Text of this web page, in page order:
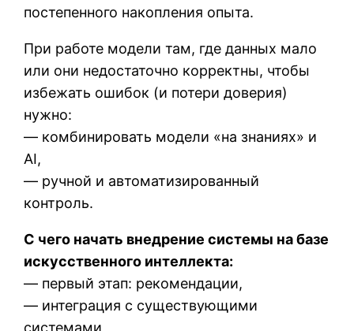
постепенного накопления опыта.
При работе модели там, где данных мало
или они недостаточно корректны, чтобы
избежать ошибок (и потери доверия)
нужно:
— комбинировать модели «на знаниях» и
AI,
— ручной и автоматизированный
контроль.
С чего начать внедрение системы на базе
искусственного интеллекта:
— первый этап: рекомендации,
— интеграция с существующими
системами,